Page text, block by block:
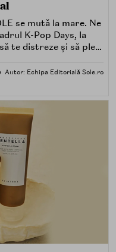
se mută la mare. Ne
K-Pop Days, la
te distreze și să pleci
Autor: Echipa Editorială Sole.ro